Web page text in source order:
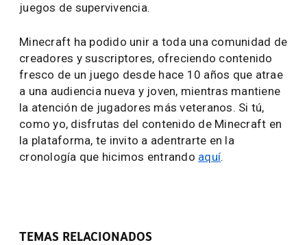
juegos de supervivencia.
Minecraft ha podido unir a toda una comunidad de
creadores y suscriptores, ofreciendo contenido
fresco de un juego desde hace 10 años que atrae
a una audiencia nueva y joven, mientras mantiene
la atención de jugadores más veteranos. Si tú,
como yo, disfrutas del contenido de Minecraft en
la plataforma, te invito a adentrarte en la
cronología que hicimos entrando aquí.
TEMAS RELACIONADOS